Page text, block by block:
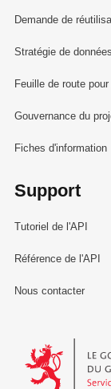
Demande de
Stratégie de
Feuille de route
Gouvernance du
Fiches d'information
Support
Tutoriel de l'API
Référence de l'API
Nous contacter
Le